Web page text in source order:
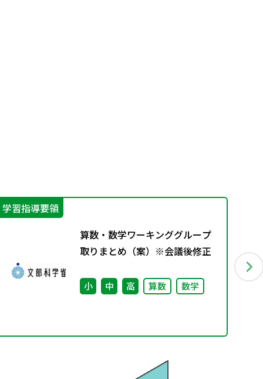
学習指導要領
算数・数学ワーキンググループ
取りまとめ（案）※会議後修正
小 中 高 算数 数学